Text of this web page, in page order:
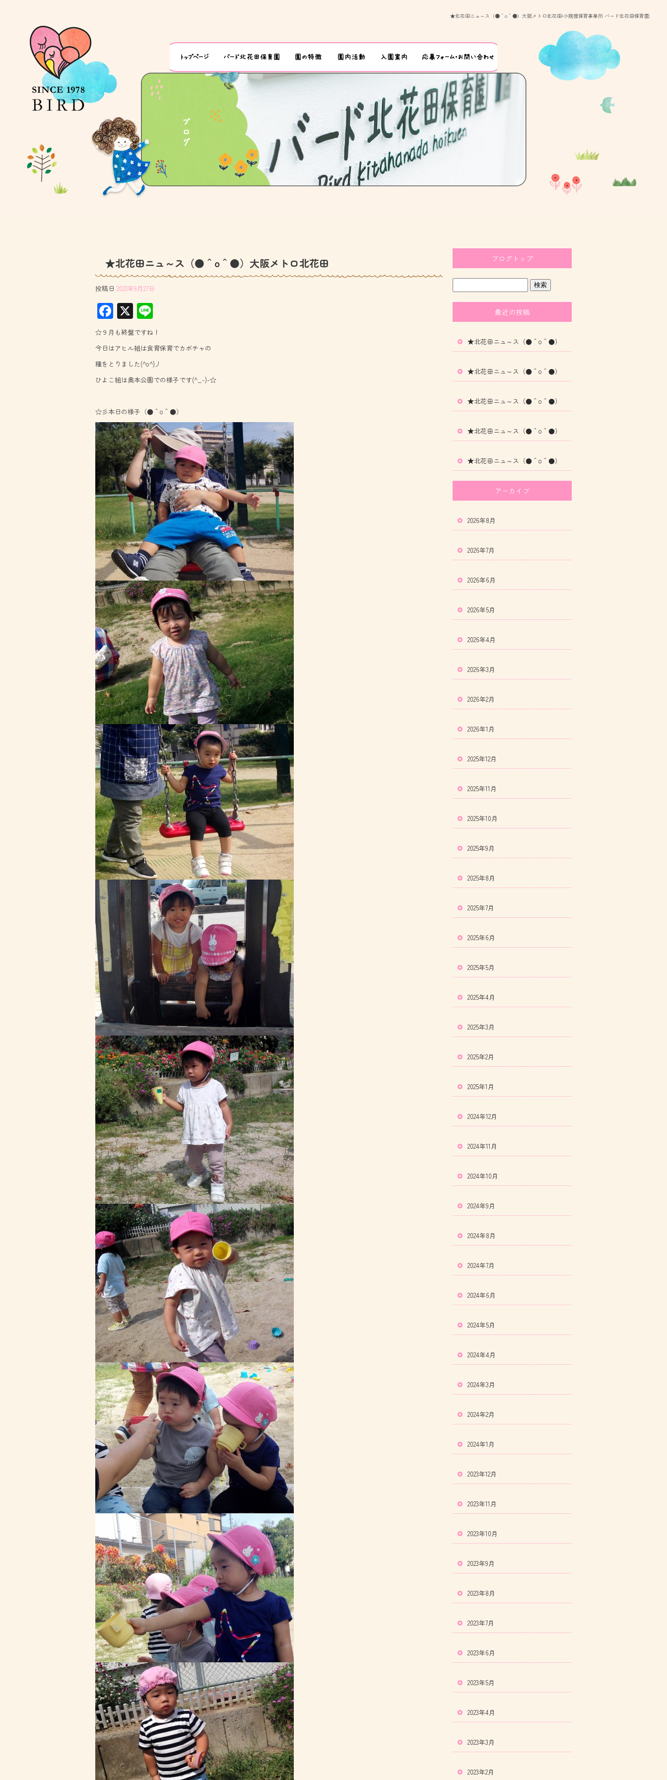
★北花田ニュ～ス（●＾o＾●）大阪メトロ北花田|小規模保育事業所 バード北花田保育園
★北花田ニュ～ス（●＾o＾●）大阪メトロ北花田
投稿日 2022年9月27日
F
ac
e
b
o
ok
X
ne
☆９月も終盤ですね！
今日はアヒル組は食育保育でカボチャの
種をとりました(^o^)丿
ひよこ組は奥本公園での様子です(^_-)-☆
☆彡本日の様子（●＾o＾●）
ブログトップ
最近の投稿
★北花田ニュ～ス（●＾o＾●）
★北花田ニュ～ス（●＾o＾●）
★北花田ニュ～ス（●＾o＾●）
★北花田ニュ～ス（●＾o＾●）
★北花田ニュ～ス（●＾o＾●）
アーカイブ
2026年8月
2026年7月
2026年6月
2026年5月
2026年4月
2026年3月
2026年2月
2026年1月
2025年12月
2025年11月
2025年10月
2025年9月
2025年8月
2025年7月
2025年6月
2025年5月
2025年4月
2025年3月
2025年2月
2025年1月
2024年12月
2024年11月
2024年10月
2024年9月
2024年8月
2024年7月
2024年6月
2024年5月
2024年4月
2024年3月
2024年2月
2024年1月
2023年12月
2023年11月
2023年10月
2023年9月
2023年8月
2023年7月
2023年6月
2023年5月
2023年4月
2023年3月
2023年2月